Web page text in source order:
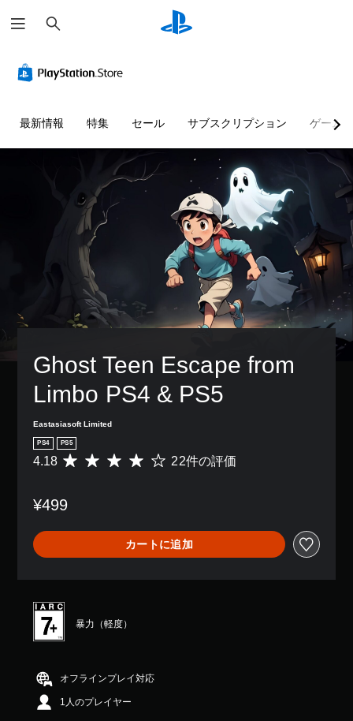
索
最新情報 特集 セール サブスクリプション ゲーム
Ghost Teen Escape from
Limbo PS4 & PS5
Eastasiasoft Limited
PS4 PS5
評
は
2
、
平
価
は
中
4
4.18 22件の評価
¥499
カートに追加
暴力（軽度）
オフラインプレイ対応
1人のプレイヤー